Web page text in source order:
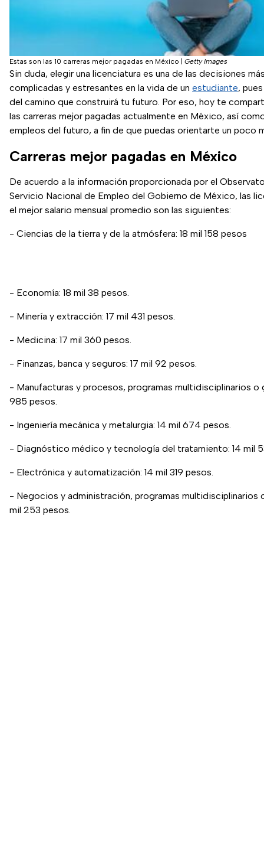
Estas son las 10 carreras mejor pagadas en México Getty Images
Sin duda, elegir una licenciatura es una de las decisiones
complicadas y estresantes en la vida de un estudiante,
del camino que construirá tu futuro. Por eso, hoy te
las carreras mejor pagadas actualmente en México, así
empleos del futuro, a fin de que puedas orientarte un poco
Carreras mejor pagadas en México
De acuerdo a la información proporcionada por el
Servicio Nacional de Empleo del Gobierno de México, las
el mejor salario mensual promedio son las siguientes:
- Ciencias de la tierra y de la atmósfera: 18 mil 158 pesos
- Economía: 18 mil 38 pesos.
- Minería y extracción: 17 mil 431 pesos.
- Medicina: 17 mil 360 pesos.
- Finanzas, banca y seguros: 17 mil 92 pesos.
- Manufacturas y procesos, programas multidisciplinarios o
985 pesos.
- Ingeniería mecánica y metalurgia: 14 mil 674 pesos.
- Diagnóstico médico y tecnología del tratamiento: 14 mil
- Electrónica y automatización: 14 mil 319 pesos.
- Negocios y administración, programas multidisciplinarios
mil 253 pesos.